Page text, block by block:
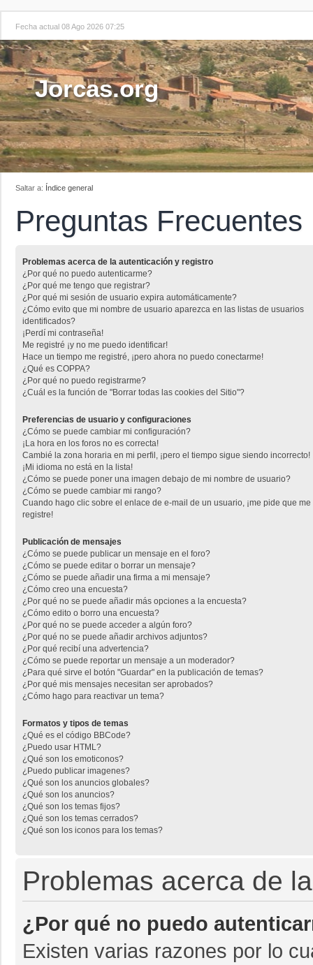
Fecha actual 08 Ago 2026 07:25
Jorcas.org
Saltar a: Índice general
Preguntas Frecuentes
Problemas acerca de la autenticación y registro
¿Por qué no puedo autenticarme?
¿Por qué me tengo que registrar?
¿Por qué mi sesión de usuario expira automáticamente?
¿Cómo evito que mi nombre de usuario aparezca en las listas de usuarios
identificados?
¡Perdí mi contraseña!
Me registré ¡y no me puedo identificar!
Hace un tiempo me registré, ¡pero ahora no puedo conectarme!
¿Qué es COPPA?
¿Por qué no puedo registrarme?
¿Cuál es la función de "Borrar todas las cookies del Sitio"?
Preferencias de usuario y configuraciones
¿Cómo se puede cambiar mi configuración?
¡La hora en los foros no es correcta!
Cambié la zona horaria en mi perfil, ¡pero el tiempo sigue siendo incorrecto!
¡Mi idioma no está en la lista!
¿Cómo se puede poner una imagen debajo de mi nombre de usuario?
¿Cómo se puede cambiar mi rango?
Cuando hago clic sobre el enlace de e-mail de un usuario, ¡me pide que me
registre!
Publicación de mensajes
¿Cómo se puede publicar un mensaje en el foro?
¿Cómo se puede editar o borrar un mensaje?
¿Cómo se puede añadir una firma a mi mensaje?
¿Cómo creo una encuesta?
¿Por qué no se puede añadir más opciones a la encuesta?
¿Cómo edito o borro una encuesta?
¿Por qué no se puede acceder a algún foro?
¿Por qué no se puede añadir archivos adjuntos?
¿Por qué recibí una advertencia?
¿Cómo se puede reportar un mensaje a un moderador?
¿Para qué sirve el botón "Guardar" en la publicación de temas?
¿Por qué mis mensajes necesitan ser aprobados?
¿Cómo hago para reactivar un tema?
Formatos y tipos de temas
¿Qué es el código BBCode?
¿Puedo usar HTML?
¿Qué son los emoticonos?
¿Puedo publicar imagenes?
¿Qué son los anuncios globales?
¿Qué son los anuncios?
¿Qué son los temas fijos?
¿Qué son los temas cerrados?
¿Qué son los iconos para los temas?
Problemas acerca de
¿Por qué no puedo
Existen varias razones por lo